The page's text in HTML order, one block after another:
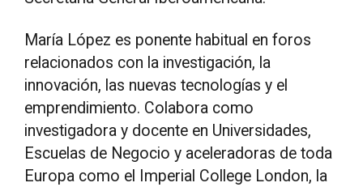
María López es ponente habitual en foros
relacionados con la investigación, la
innovación, las nuevas tecnologías y el
emprendimiento. Colabora como
investigadora y docente en Universidades,
Escuelas de Negocio y aceleradoras de toda
Europa como el Imperial College London, la